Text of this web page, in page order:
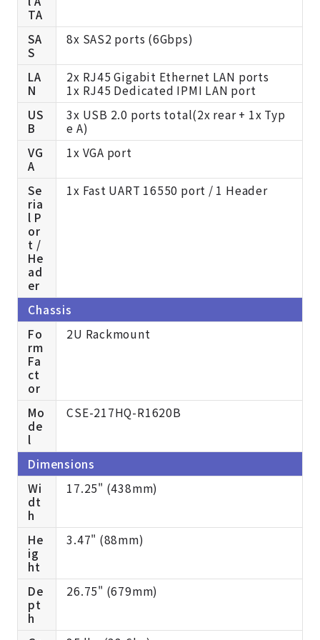
TA
SA
S
8x SAS2 ports (6Gbps)
LA
N
2x RJ45 Gigabit Ethernet LAN ports
1x RJ45 Dedicated IPMI LAN port
US
B
3x USB 2.0 ports total(2x rear + 1x Typ
e A)
VG
A
1x VGA port
Se
ria
l P
or
t /
He
ad
er
1x Fast UART 16550 port / 1 Header
Chassis
Fo
rm
Fa
ct
or
2U Rackmount
Mo
de
l
CSE-217HQ-R1620B
Dimensions
Wi
dt
h
17.25" (438mm)
He
ig
ht
3.47" (88mm)
De
pt
h
26.75" (679mm)